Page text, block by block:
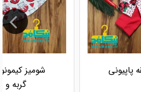
پاپیونی
شومیز
گربه و